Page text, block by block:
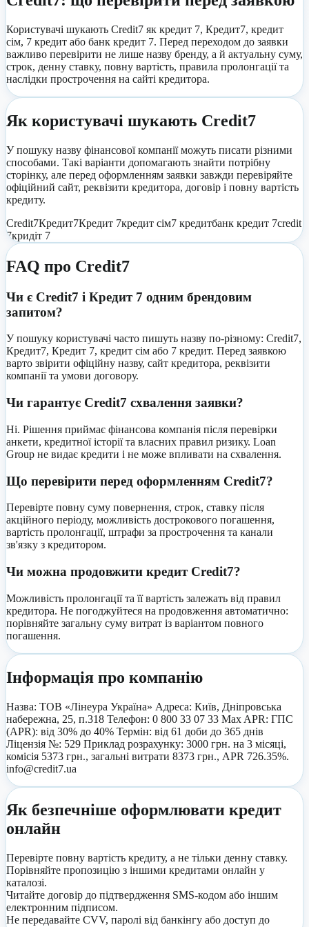
Користувачі шукають Credit7 як кредит 7, Кредит7, кредит
сім, 7 кредит або банк кредит 7. Перед переходом до заявки
важливо перевірити не лише назву бренду, а й актуальну суму,
строк, денну ставку, повну вартість, правила пролонгації та
наслідки прострочення на сайті кредитора.
Як користувачі шукають Credit7
У пошуку назву фінансової компанії можуть писати різними
способами. Такі варіанти допомагають знайти потрібну
сторінку, але перед оформленням заявки завжди перевіряйте
офіційний сайт, реквізити кредитора, договір і повну вартість
кредиту.
Credit7Кредит7Кредит 7кредит сім7 кредитбанк кредит 7сredit
7кридіт 7
FAQ про Credit7
Чи є Credit7 і Кредит 7 одним брендовим
запитом?
У пошуку користувачі часто пишуть назву по-різному: Credit7,
Кредит7, Кредит 7, кредит сім або 7 кредит. Перед заявкою
варто звірити офіційну назву, сайт кредитора, реквізити
компанії та умови договору.
Чи гарантує Credit7 схвалення заявки?
Ні. Рішення приймає фінансова компанія після перевірки
анкети, кредитної історії та власних правил ризику. Loan
Group не видає кредити і не може впливати на схвалення.
Що перевірити перед оформленням Credit7?
Перевірте повну суму повернення, строк, ставку після
акційного періоду, можливість дострокового погашення,
вартість пролонгації, штрафи за прострочення та канали
зв'язку з кредитором.
Чи можна продовжити кредит Credit7?
Можливість пролонгації та її вартість залежать від правил
кредитора. Не погоджуйтеся на продовження автоматично:
порівняйте загальну суму витрат із варіантом повного
погашення.
Інформація про компанію
Назва: ТОВ «Лінеура Україна» Адреса: Київ, Дніпровська
набережна, 25, п.318 Телефон: 0 800 33 07 33 Max APR: ГПС
(APR): від 30% до 40% Термін: від 61 доби до 365 днів
Ліцензія №: 529 Приклад розрахунку: 3000 грн. на 3 місяці,
комісія 5373 грн., загальні витрати 8373 грн., APR 726.35%.
info@credit7.ua
Як безпечніше оформлювати кредит
онлайн
Перевірте повну вартість кредиту, а не тільки денну ставку.
Порівняйте пропозицію з іншими кредитами онлайн у
каталозі.
Читайте договір до підтвердження SMS-кодом або іншим
електронним підписом.
Не передавайте CVV, паролі від банкінгу або доступ до